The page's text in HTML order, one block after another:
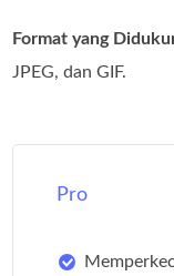
Format yang
JPEG, dan GIF.
Pro